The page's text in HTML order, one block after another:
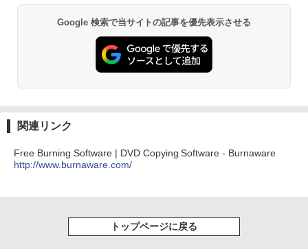
ClaudeCode いちばんやさしい 教科書:
方 マニュアル AI副業にもコンテンツ作成
にもKindle出版にも！ 非エンジニアのた
めのAIコーディング入門シリーズ
￥99
￥1,292
ェクトリストと最新エミュレータ紹介
Kindle Paperwhite シグニチャーエディ
ション (32GB) 7インチディスプレイ、明
るさ自動調整、色調調節ライト、12週間
持続バッテリー、広告なし、メタリック
Amazon Kindle Colorsoft | 16GBストレ
ージ、防水、7インチカラーディスプレ
￥31,980
Google 検索で当サイトの記事を優先表示させる
関連リンク
Free Burning Software | DVD Copying Software - Burnaware
http://www.burnaware.com/
トップページに戻る